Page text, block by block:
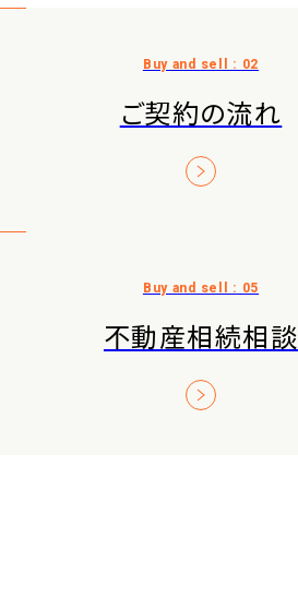
ご契約の流れ
不動産相続相談